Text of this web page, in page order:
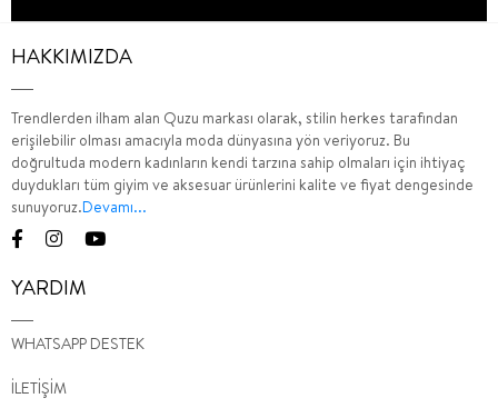
HAKKIMIZDA
Trendlerden ilham alan Quzu markası olarak, stilin herkes tarafından
erişilebilir olması amacıyla moda dünyasına yön veriyoruz. Bu
doğrultuda modern kadınların kendi tarzına sahip olmaları için ihtiyaç
duydukları tüm giyim ve aksesuar ürünlerini kalite ve fiyat dengesinde
sunuyoruz.Devamı...
YARDIM
WHATSAPP DESTEK
İLETİŞİM